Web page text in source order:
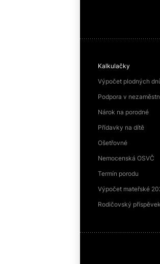
Kalkulačky
Výpočet plodných
Podpora v
Nárok na porodné
Přídavky na dítě
Ošetřovné
Nemocenská OSVČ
Termín porodu
Výpočet mateřské
Rodičovský